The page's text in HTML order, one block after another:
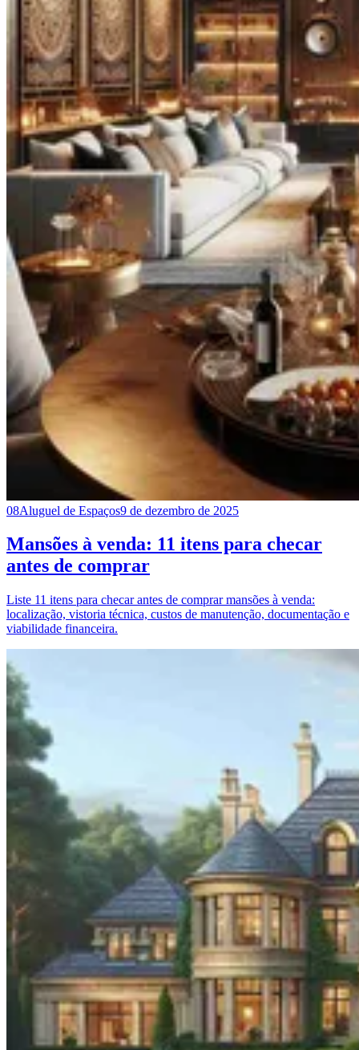
08Aluguel de Espaços9 de dezembro de 2025
Mansões à venda: 11 itens para checar
antes de comprar
Liste 11 itens para checar antes de comprar mansões à venda:
localização, vistoria técnica, custos de manutenção, documentação e
viabilidade financeira.